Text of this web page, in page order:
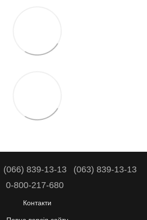
(066) 839-13-13
(063) 839-13-13
0-800-217-680
Контакти